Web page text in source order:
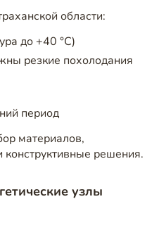
области:
до +40 °C)
резкие похолодания
период
материалов,
конструктивные решения.
узлы